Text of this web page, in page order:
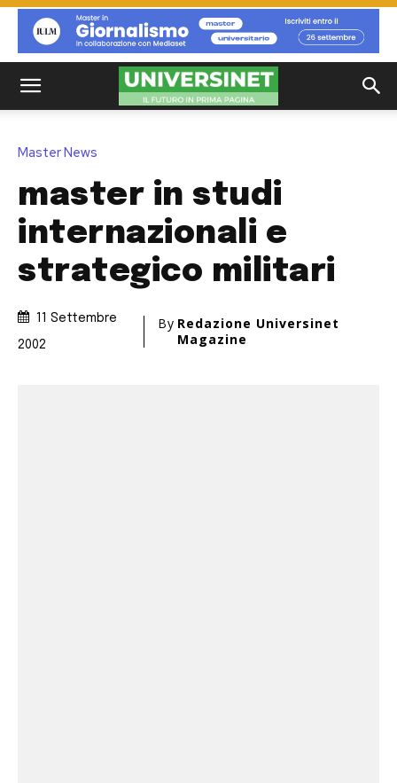
Master News
master in studi
internazionali e
strategico militari
11 Settembre
2002
By Redazione Universinet
Magazine